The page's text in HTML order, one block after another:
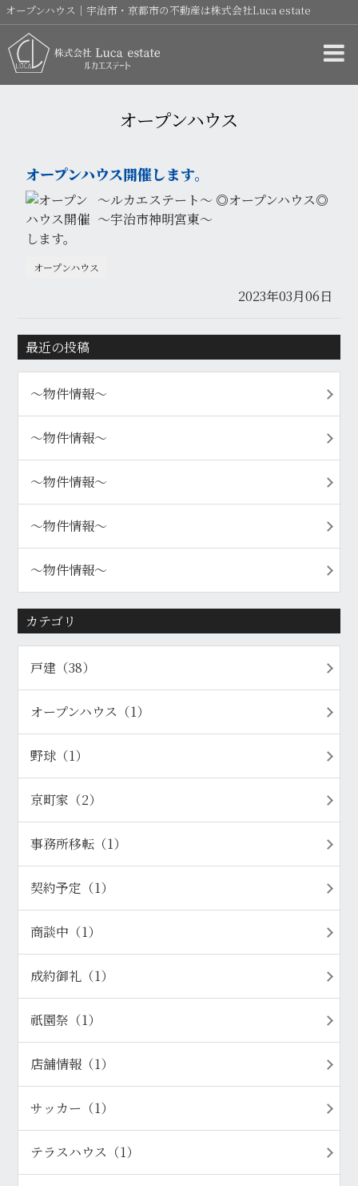
オープンハウス｜宇治市・京都市の不動産は株式会社Luca estate
オープンハウス
オープンハウス開催します。
～ルカエステート～ ◎オープンハウス◎
～宇治市神明宮東～
オープンハウス
2023年03月06日
最近の投稿
〜物件情報〜
〜物件情報〜
〜物件情報〜
〜物件情報〜
〜物件情報〜
カテゴリ
戸建（38）
オープンハウス（1）
野球（1）
京町家（2）
事務所移転（1）
契約予定（1）
商談中（1）
成約御礼（1）
祇園祭（1）
店舗情報（1）
サッカー（1）
テラスハウス（1）